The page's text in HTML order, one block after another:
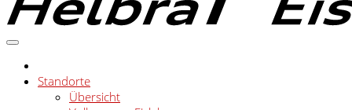
Standorte
Übersicht